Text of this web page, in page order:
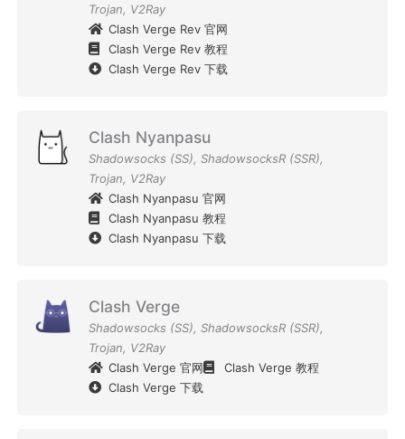
Trojan, V2Ray
Clash Verge Rev 官网
Clash Verge Rev 教程
Clash Verge Rev 下载
Clash Nyanpasu
Shadowsocks (SS), ShadowsocksR (SSR),
Trojan, V2Ray
Clash Nyanpasu 官网
Clash Nyanpasu 教程
Clash Nyanpasu 下载
Clash Verge
Shadowsocks (SS), ShadowsocksR (SSR),
Trojan, V2Ray
Clash Verge 官网
Clash Verge 教程
Clash Verge 下载